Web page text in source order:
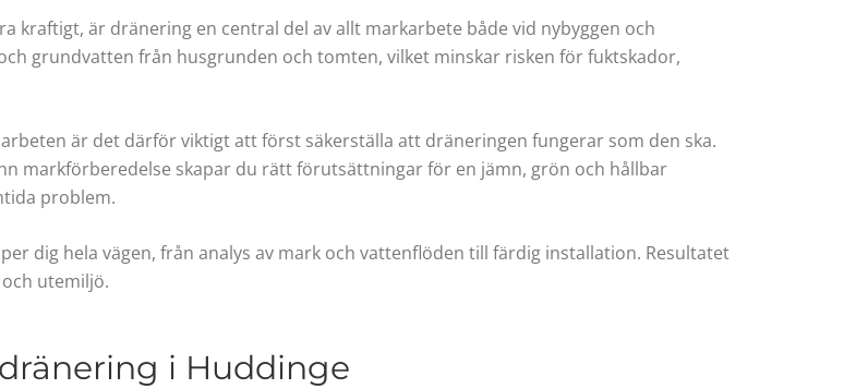
kraftigt, är dränering en central del av allt markarbete både vid nybyggen och
grundvatten från husgrunden och tomten, vilket minskar risken för fuktskador,
är det därför viktigt att först säkerställa att dräneringen fungerar som den ska.
markförberedelse skapar du rätt förutsättningar för en jämn, grön och hållbar
problem.
dig hela vägen, från analys av mark och vattenflöden till färdig installation. Resultatet
utemiljö.
i Huddinge